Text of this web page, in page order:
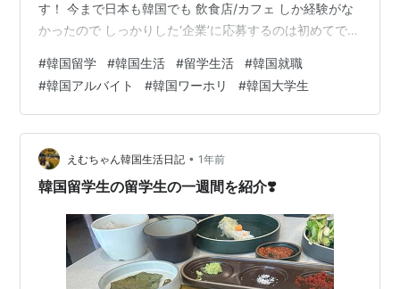
す！ 今まで日本も韓国でも 飲食店/カフェ しか経験がな
かったので しっかりした‘企業’に応募するのは初めてです
https://comm.konest.com/m/yaritori/list.html 韓国求人
掲示板 韓国でのアルバイトや正社員などの求人情報を投
稿・探すための掲示板。comm.konest.com 韓国語の履
歴書をメールで送り、 面接日を決めました。 【面接】
服装；オフィスルック 持ち…
#韓国留学 #韓国生活 #留学生活 #韓国就職
#韓国アルバイト #韓国ワーホリ #韓国大学生
えむちゃん韓国生活日記 • 1年前
韓国留学生の留学生の一週間を紹介❣️